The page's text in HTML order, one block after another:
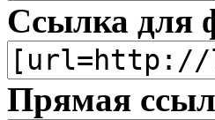
Ссылка для
Прямая